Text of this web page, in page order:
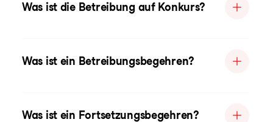
Was ist die Betreibung auf Konkurs?
Was ist ein Betreibungsbegehren?
Was ist ein Fortsetzungsbegehren?